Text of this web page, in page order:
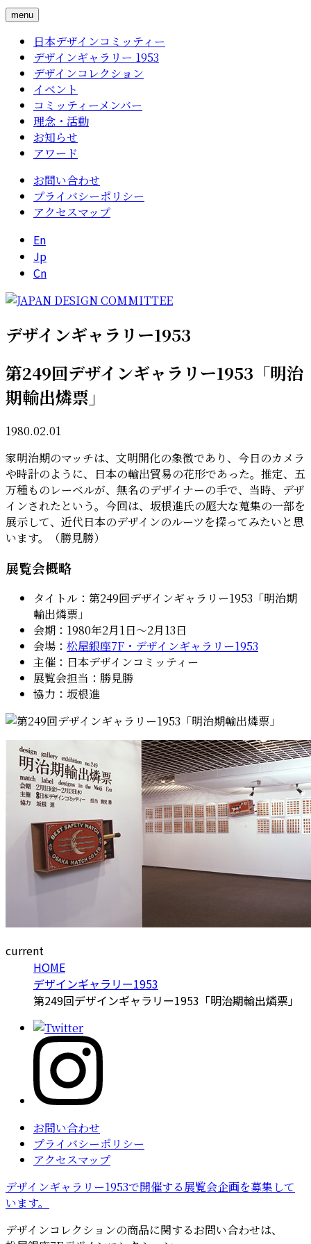
menu
日本デザインコミッティー
デザインギャラリー 1953
デザインコレクション
イベント
コミッティーメンバー
理念・活動
お知らせ
アワード
お問い合わせ
プライバシーポリシー
アクセスマップ
En
Jp
Cn
デザインギャラリー1953
第249回デザインギャラリー1953「明治
期輸出燐票」
1980.02.01
家明治期のマッチは、文明開化の象徴であり、今日のカメラ
や時計のように、日本の輸出貿易の花形であった。推定、五
万種ものレーベルが、無名のデザイナーの手で、当時、デザ
インされたという。今回は、坂根進氏の厖大な蒐集の一部を
展示して、近代日本のデザインのルーツを探ってみたいと思
います。（勝見勝）
展覧会概略
タイトル：第249回デザインギャラリー1953「明治期
輸出燐票」
会期：1980年2月1日〜2月13日
会場： 松屋銀座7F・デザインギャラリー1953
主催：日本デザインコミッティー
展覧会担当：勝見勝
協力：坂根進
current
HOME
デザインギャラリー1953
第249回デザインギャラリー1953「明治期輸出燐票」
お問い合わせ
プライバシーポリシー
アクセスマップ
デザインギャラリー1953で開催する展覧会企画を募集して
います。
デザインコレクションの商品に関するお問い合わせは、